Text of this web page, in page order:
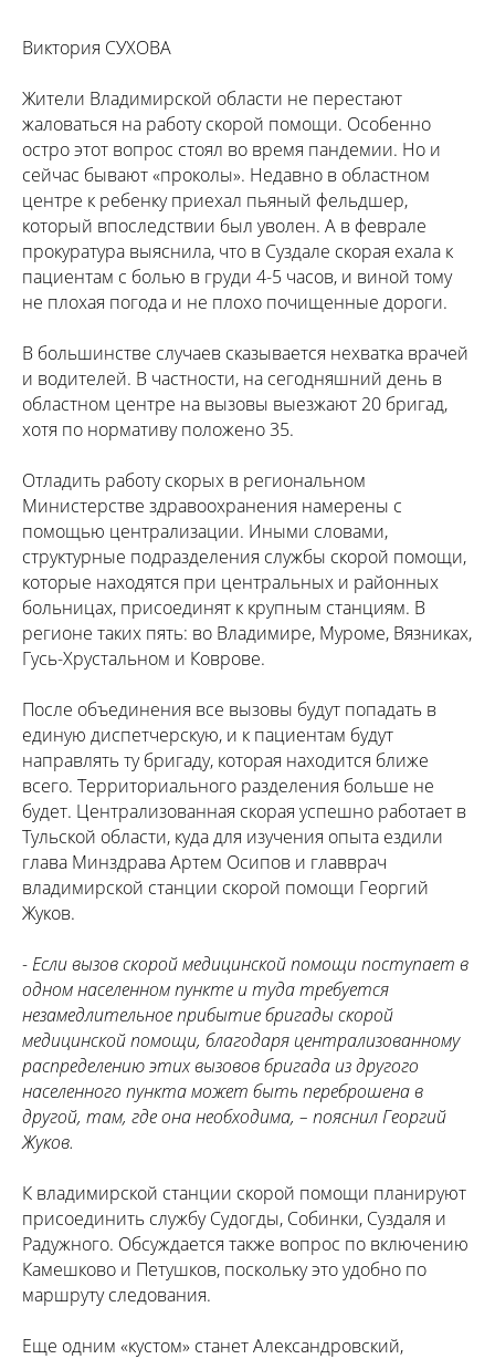
Виктория СУХОВА
Жители Владимирской области не перестают
жаловаться на работу скорой помощи. Особенно
остро этот вопрос стоял во время пандемии. Но и
сейчас бывают «проколы». Недавно в областном
центре к ребенку приехал пьяный фельдшер,
который впоследствии был уволен. А в феврале
прокуратура выяснила, что в Суздале скорая ехала к
пациентам с болью в груди 4-5 часов, и виной тому
не плохая погода и не плохо почищенные дороги.
В большинстве случаев сказывается нехватка врачей
и водителей. В частности, на сегодняшний день в
областном центре на вызовы выезжают 20 бригад,
хотя по нормативу положено 35.
Отладить работу скорых в региональном
Министерстве здравоохранения намерены с
помощью централизации. Иными словами,
структурные подразделения службы скорой помощи,
которые находятся при центральных и районных
больницах, присоединят к крупным станциям. В
регионе таких пять: во Владимире, Муроме, Вязниках,
Гусь-Хрустальном и Коврове.
После объединения все вызовы будут попадать в
единую диспетчерскую, и к пациентам будут
направлять ту бригаду, которая находится ближе
всего. Территориального разделения больше не
будет. Централизованная скорая успешно работает в
Тульской области, куда для изучения опыта ездили
глава Минздрава Артем Осипов и главврач
владимирской станции скорой помощи Георгий
Жуков.
- Если вызов скорой медицинской помощи поступает в
одном населенном пункте и туда требуется
незамедлительное прибытие бригады скорой
медицинской помощи, благодаря централизованному
распределению этих вызовов бригада из другого
населенного пункта может быть переброшена в
другой, там, где она необходима, – пояснил Георгий
Жуков.
К владимирской станции скорой помощи планируют
присоединить службу Судогды, Собинки, Суздаля и
Радужного. Обсуждается также вопрос по включению
Камешково и Петушков, поскольку это удобно по
маршруту следования.
Еще одним «кустом» станет Александровский,